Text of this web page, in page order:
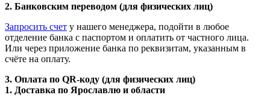
2. Банковским переводом (для физических лиц)
Запросить счет у нашего менеджера, подойти в любое
отделение банка с паспортом и оплатить от частного лица.
Или через приложение банка по реквизитам, указанным в
счёте на оплату.
3. Оплата по QR-коду (для физических лиц)
1. Доставка по Ярославлю и области